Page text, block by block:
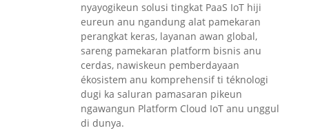
nyayogikeun solusi tingkat PaaS IoT hiji
eureun anu ngandung alat pamekaran
perangkat keras, layanan awan global,
sareng pamekaran platform bisnis anu
cerdas, nawiskeun pemberdayaan
ékosistem anu komprehensif ti téknologi
dugi ka saluran pamasaran pikeun
ngawangun Platform Cloud IoT anu unggul
di dunya.